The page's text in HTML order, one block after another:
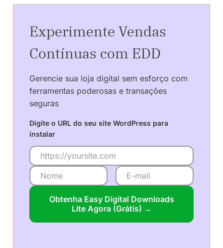
Experimente Vendas
Contínuas com EDD
Gerencie sua loja digital sem esforço com
ferramentas poderosas e transações
seguras
Digite o URL do seu site WordPress para
instalar
Obtenha Easy Digital Downloads
Lite Agora (Grátis) →